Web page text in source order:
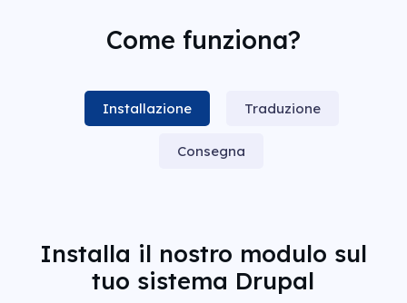
Come funziona?
Installazione Traduzione
Consegna
Installa il nostro modulo sul
tuo sistema Drupal